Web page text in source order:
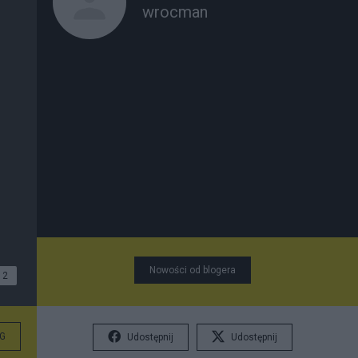
2
wrocman
Nowości od blogera
Udostępnij Udostępnij